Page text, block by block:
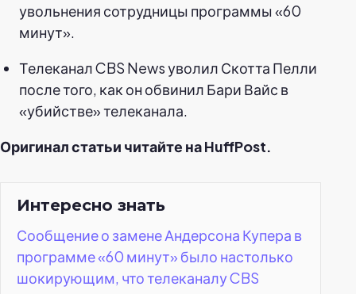
увольнения сотрудницы программы «60
минут».
Телеканал CBS News уволил Скотта Пелли
после того, как он обвинил Бари Вайс в
«убийстве» телеканала.
Оригинал статьи читайте на HuffPost.
Интересно знать
Сообщение о замене Андерсона Купера в
программе «60 минут» было настолько
шокирующим, что телеканалу CBS